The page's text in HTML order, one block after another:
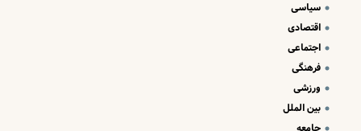
سیاسی
اقتصادی
اجتماعی
فرهنگی
ورزشی
بین الملل